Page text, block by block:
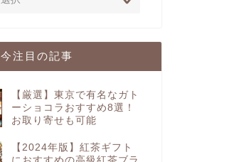
今注目の記事
【厳選】東京で有名なガト
ーショコラおすすめ8選！
お取り寄せも可能
【2024年版】紅茶ギフト